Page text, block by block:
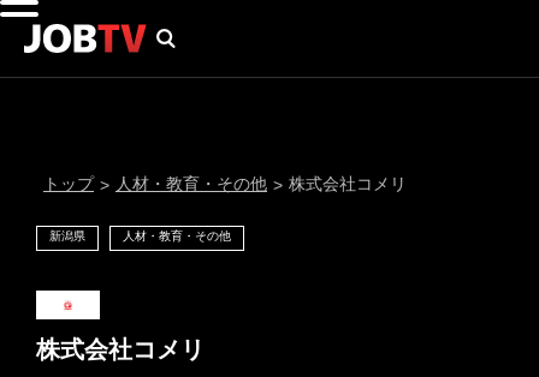
トップ > 人材・教育・その他 > 株式会社コメリ
新潟県 人材・教育・その他
株式会社コメリ